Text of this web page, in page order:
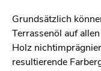
Grundsätzlich
Terrassenöl auf
Holz
resultierende